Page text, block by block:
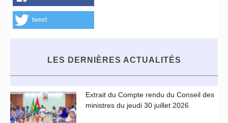
tweet
LES DERNIÈRES ACTUALITÉS
Extrait du Compte rendu du Conseil des
ministres du jeudi 30 juillet 2026